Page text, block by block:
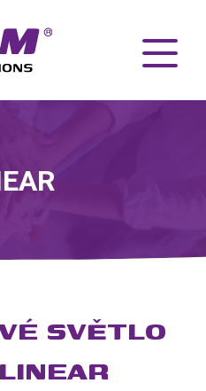
SVĚTLO